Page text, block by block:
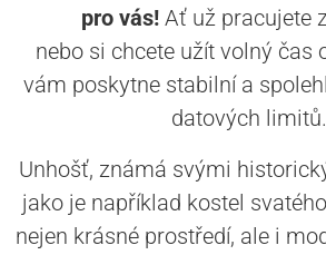
pro vás!Ať už pracujete
nebo si chcete užít volný čas
vám poskytne stabilní a
datových limitů.
Unhošť, známá svými
jako je například kostel
nejen krásné prostředí, ale i